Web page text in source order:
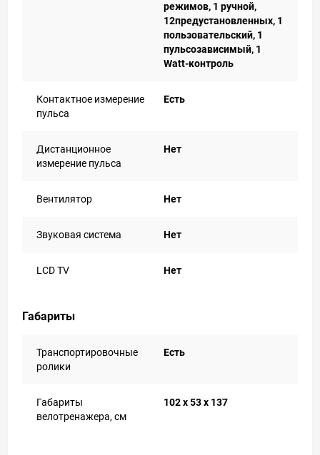
режимов, 1 ручной,
12предустановленных, 1
пользовательский, 1
пульсозависимый, 1
Watt-контроль
Контактное измерение
пульса
Есть
Дистанционное
измерение пульса
Нет
Вентилятор Нет
Звуковая система Нет
LCD TV Нет
Габариты
Транспортировочные
ролики
Есть
Габариты
велотренажера, см
102 х 53 х 137